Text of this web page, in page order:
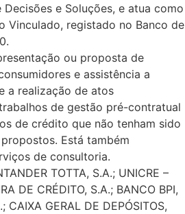
e Soluções, e atua como
Vinculado, registado no Banco de
ou proposta de
e assistência a
a realização de atos
de gestão pré-contratual
de crédito que não tenham sido
Está também
de consultoria.
TOTTA, S.A.; UNICRE –
DE CRÉDITO, S.A.; BANCO BPI,
CAIXA GERAL DE DEPÓSITOS,